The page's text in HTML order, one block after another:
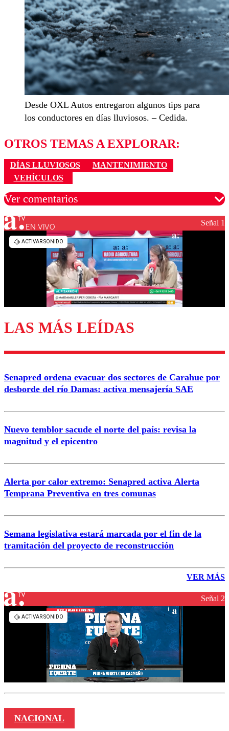
Desde OXL Autos entregaron algunos tips para
los conductores en días lluviosos. – Cedida.
OTROS TEMAS A EXPLORAR:
DÍAS LLUVIOSOS
MANTENIMIENTO
VEHÍCULOS
Ver comentarios
Los comentarios son moderados para garantizar un
diálogo respetuoso.
Enviar comentario
EN VIVO Señal 1
LAS MÁS LEÍDAS
Senapred ordena evacuar dos sectores de Carahue por
desborde del río Damas: activa mensajería SAE
Nuevo temblor sacude el norte del país: revisa la
magnitud y el epicentro
Alerta por calor extremo: Senapred activa Alerta
Temprana Preventiva en tres comunas
Semana legislativa estará marcada por el fin de la
tramitación del proyecto de reconstrucción
VER MÁS
Señal 2
NACIONAL